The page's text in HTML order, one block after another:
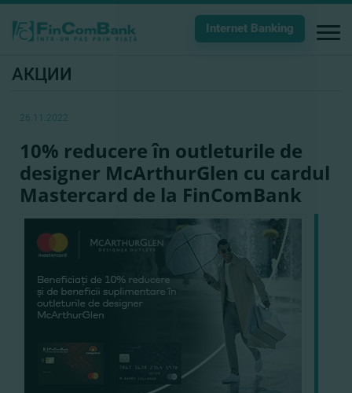
Internet Banking
АКЦИИ
26.11.2022
10% reducere în outleturile de
designer McArthurGlen cu cardul
Mastercard de la FinComBank